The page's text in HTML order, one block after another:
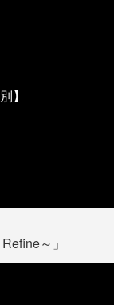
】
～」